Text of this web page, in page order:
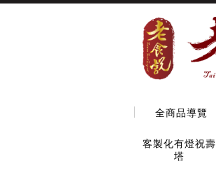
全商品導覽
客製化有燈祝壽
塔